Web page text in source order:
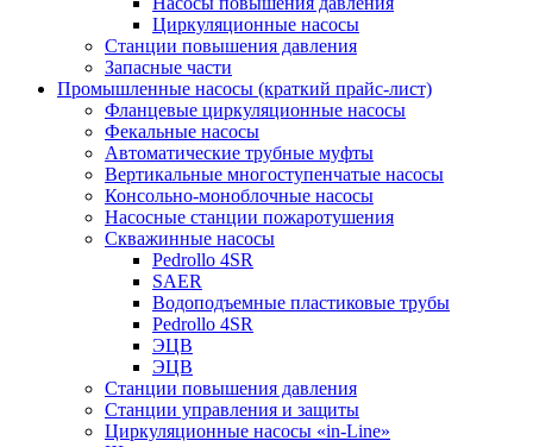
Циркуляционные насосы
Станции повышения давления
Запасные части
Промышленные насосы (краткий прайс-лист)
Фланцевые циркуляционные насосы
Фекальные насосы
Автоматические трубные муфты
Вертикальные многоступенчатые насосы
Консольно-моноблочные насосы
Насосные станции пожаротушения
Скважинные насосы
Pedrollo 4SR
SAER
Водоподъемные пластиковые трубы
Pedrollo 4SR
ЭЦВ
ЭЦВ
Станции повышения давления
Станции управления и защиты
Циркуляционные насосы «in-Line»